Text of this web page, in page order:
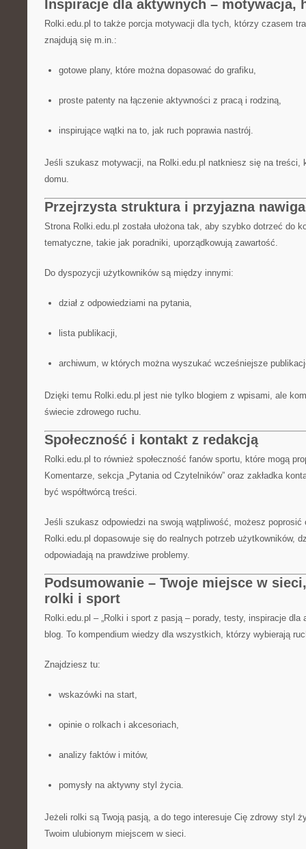
Inspiracje dla aktywnych – motywacja,
Rolki.edu.pl to także porcja motywacji dla tych, którzy czasem
znajdują się m.in.:
gotowe plany, które można dopasować do grafiku,
proste patenty na łączenie aktywności z pracą i rodziną,
inspirujące wątki na to, jak ruch poprawia nastrój.
Jeśli szukasz motywacji, na Rolki.edu.pl natkniesz się na treści,
domu.
Przejrzysta struktura i przyjazna
Strona Rolki.edu.pl została ułożona tak, aby szybko dotrzeć do
tematyczne, takie jak poradniki, uporządkowują zawartość.
Do dyspozycji użytkowników są między innymi:
dział z odpowiedziami na pytania,
lista publikacji,
archiwum, w których można wyszukać wcześniejsze
Dzięki temu Rolki.edu.pl jest nie tylko blogiem z wpisami, ale
świecie zdrowego ruchu.
Społeczność i kontakt z redakcją
Rolki.edu.pl to również społeczność fanów sportu, które mogą
Komentarze, sekcja „Pytania od Czytelników” oraz zakładka
być współtwórcą treści.
Jeśli szukasz odpowiedzi na swoją wątpliwość, możesz poprosić
Rolki.edu.pl dopasowuje się do realnych potrzeb użytkowników,
odpowiadają na prawdziwe problemy.
Podsumowanie – Twoje miejsce w
rolki i sport
Rolki.edu.pl – „Rolki i sport z pasją – porady, testy, inspiracje dla
blog. To kompendium wiedzy dla wszystkich, którzy wybierają
Znajdziesz tu:
wskazówki na start,
opinie o rolkach i akcesoriach,
analizy faktów i mitów,
pomysły na aktywny styl życia.
Jeżeli rolki są Twoją pasją, a do tego interesuje Cię zdrowy styl
Twoim ulubionym miejscem w sieci.